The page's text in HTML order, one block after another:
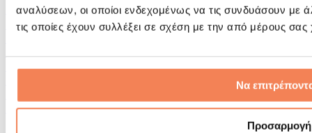
αναλύσεων, οι οποίοι ενδεχομένως να τις συνδυάσουν με
τις οποίες έχουν συλλέξει σε σχέση με την από μέρους
Να
Προσαρμογή
Αξεσουάρ με βάση τη δραστηριότητα
Tρέξιμο
Γιόγκα & Πιλάτες
Πεζοπορία